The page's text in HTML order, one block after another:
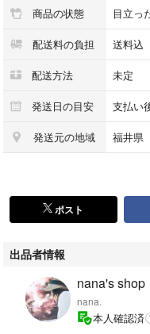
商品の状態 目立っ
配送料の負担 送料込
配送方法 未定
発送日の目安 支払い
発送元の地域 福井県
ポスト
出品者情報
nana's shop
nana.
本人確認済